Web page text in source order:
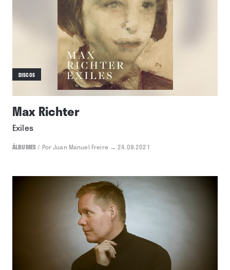
DISCOS
Max Richter
Exiles
ÁLBUMES/ Por Juan Manuel Freire → 24.09.2021